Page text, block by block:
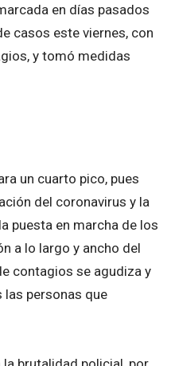
en días pasados
casos este viernes, con
y tomó medidas
un cuarto pico, pues
del coronavirus y la
puesta en marcha de los
a lo largo y ancho del
contagios se agudiza y
las personas que